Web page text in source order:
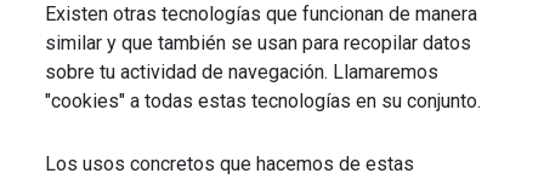
Existen otras tecnologías que funcionan de manera
similar y que también se usan para recopilar datos
sobre tu actividad de navegación. Llamaremos
"cookies" a todas estas tecnologías en su conjunto.
Los usos concretos que hacemos de estas